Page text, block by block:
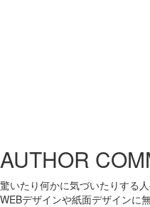
AUTHOR
驚いたり何かに気づいたりする
WEBデザインや紙面デザインに